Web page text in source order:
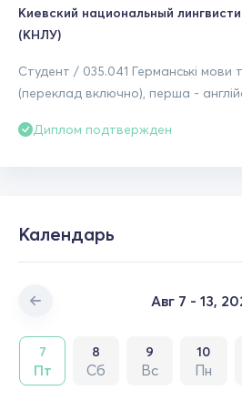
Киевский национальный
(КНЛУ)
Студент / 035.041 Германські мови
(переклад включно), перша -
Диплом подтвержден
Календарь
Авг 7 - 13,
7
Пт
8
Сб
9
Вс
10
Пн